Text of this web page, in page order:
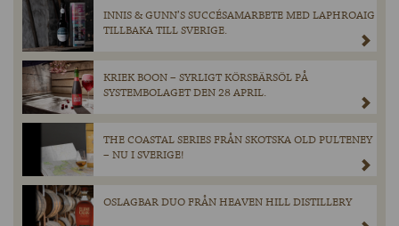
INNIS & GUNN’S SUCCÉSAMARBETE MED LAPHROAIG
TILLBAKA TILL SVERIGE.
KRIEK BOON – SYRLIGT KÖRSBÄRSÖL PÅ
SYSTEMBOLAGET DEN 28 APRIL.
THE COASTAL SERIES FRÅN SKOTSKA OLD PULTENEY
– NU I SVERIGE!
OSLAGBAR DUO FRÅN HEAVEN HILL DISTILLERY